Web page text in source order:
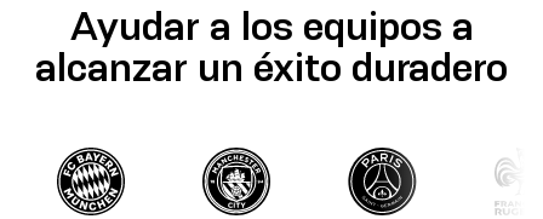
Ayudar a los equipos a
alcanzar un éxito duradero